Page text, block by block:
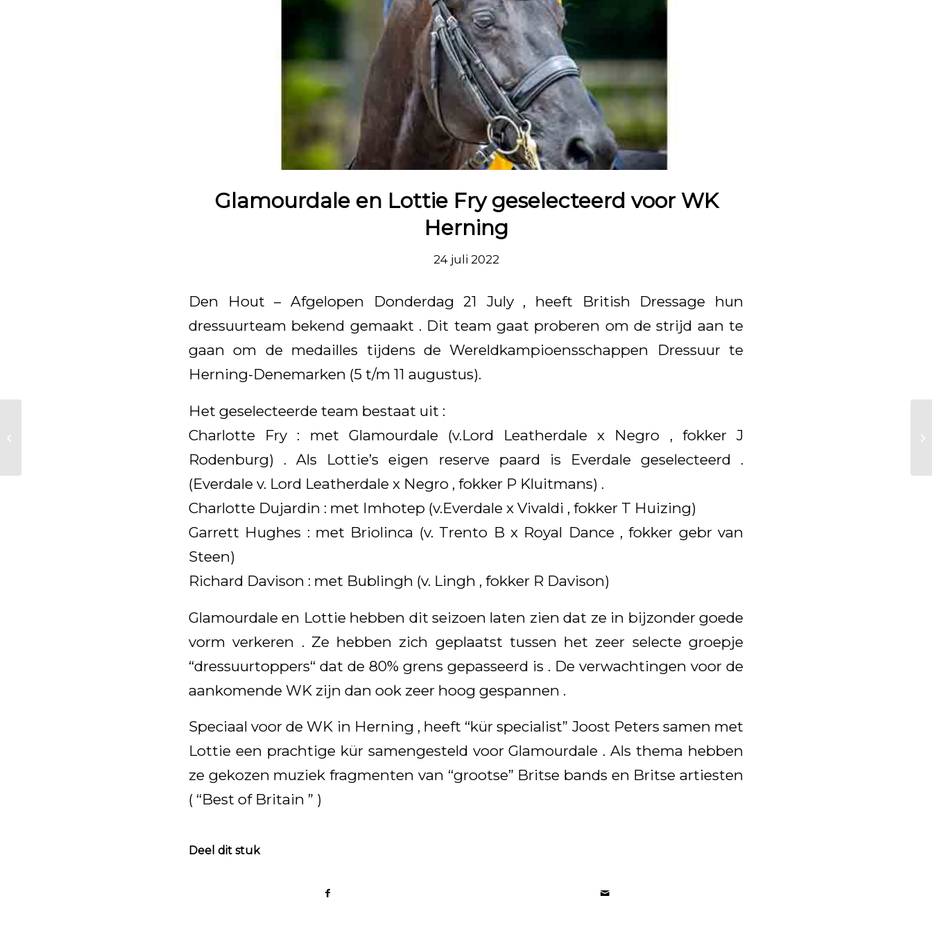
Glamourdale en Lottie Fry geselecteerd voor WK
Herning
24 juli 2022
Den Hout – Afgelopen Donderdag 21 July , heeft British Dressage hun
dressuurteam bekend gemaakt . Dit team gaat proberen om de strijd aan te
gaan om de medailles tijdens de Wereldkampioensschappen Dressuur te
Herning-Denemarken (5 t/m 11 augustus).
Het geselecteerde team bestaat uit :
Charlotte Fry : met Glamourdale (v.Lord Leatherdale x Negro , fokker J
Rodenburg) . Als Lottie’s eigen reserve paard is Everdale geselecteerd .
(Everdale v. Lord Leatherdale x Negro , fokker P Kluitmans) .
Charlotte Dujardin : met Imhotep (v.Everdale x Vivaldi , fokker T Huizing)
Garrett Hughes : met Briolinca (v. Trento B x Royal Dance , fokker gebr van
Steen)
Richard Davison : met Bublingh (v. Lingh , fokker R Davison)
Glamourdale en Lottie hebben dit seizoen laten zien dat ze in bijzonder goede
vorm verkeren . Ze hebben zich geplaatst tussen het zeer selecte groepje
“dressuurtoppers“ dat de 80% grens gepasseerd is . De verwachtingen voor de
aankomende WK zijn dan ook zeer hoog gespannen .
Speciaal voor de WK in Herning , heeft “kür specialist” Joost Peters samen met
Lottie een prachtige kür samengesteld voor Glamourdale . Als thema hebben
ze gekozen muziek fragmenten van “grootse” Britse bands en Britse artiesten
( “Best of Britain ” )
Deel dit stuk